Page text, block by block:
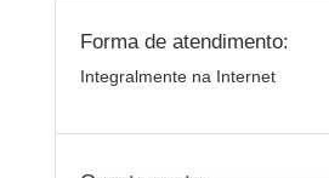
Forma de atendimento:
Integralmente na Internet